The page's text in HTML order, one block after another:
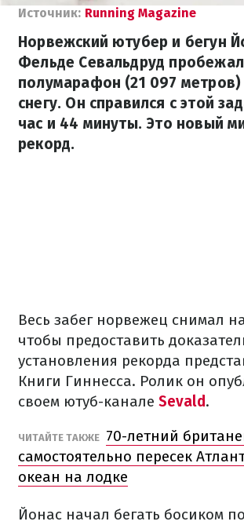
Источник: Running Magazine
Норвежский ютубер и бегун
Фельде Севальдруд пробежал
полумарафон (21 097
снегу. Он справился с этой
час и 44 минуты. Это новый
рекорд.
Весь забег норвежец снимал
чтобы предоставить
установления рекорда
Книги Гиннесса. Ролик он
своем ютуб-канале Sevald.
ЧИТАЙТЕ ТАКЖЕ 70-летний
самостоятельно пересек
океан на лодке
Йонас начал бегать босиком